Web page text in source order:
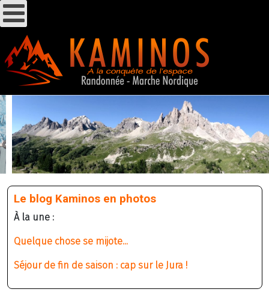
Le blog Kaminos en photos
À la une :
Quelque chose se mijote...
Séjour de fin de saison : cap sur le Jura !